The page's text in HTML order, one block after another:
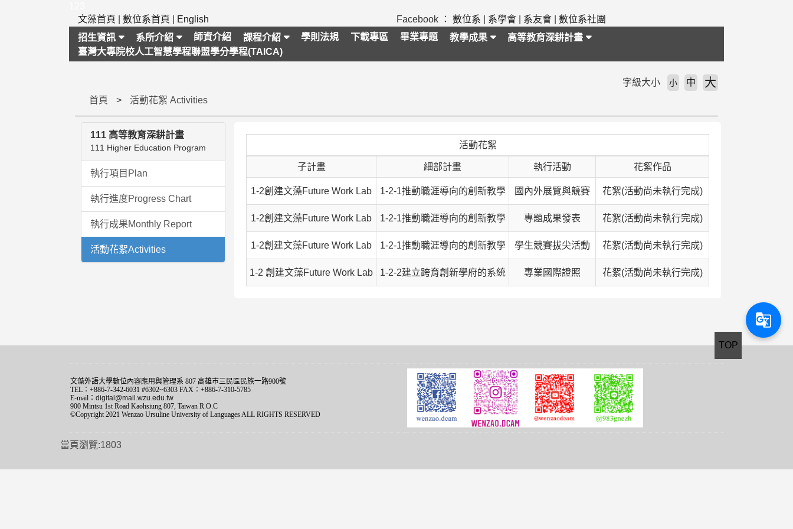
文藻首頁
數位系首頁 English Facebook ： 數位系 系學會 系友會
數位系社團
招生資訊
系所介紹 師資介紹 課程介紹 學則法規 下載專區 畢業專題 教學成果
高等教育深耕計畫
臺灣大專院校人工智慧學程聯盟學分學程(TAICA)
首頁 活動花絮 Activities
字級大小 小 中 大
111 高等教育深耕計畫
111 Higher Education Program
執行項目Plan
執行進度Progress Chart
執行成果Monthly Report
活動花絮Activities
活動花絮
子計畫 細部計畫 執行活動 花絮作品
1-2創建文藻Future Work Lab 1-2-1推動職涯導向的創新教學 國內外展覽與競賽 花絮(活動尚未執行完成)
1-2創建文藻Future Work Lab 1-2-1推動職涯導向的創新教學 專題成果發表 花絮(活動尚未執行完成)
1-2創建文藻Future Work Lab 1-2-1推動職涯導向的創新教學 學生競賽拔尖活動 花絮(活動尚未執行完成)
1-2 創建文藻Future Work Lab 1-2-2建立跨育創新學府的系統 專業國際證照 花絮(活動尚未執行完成)
文藻外語大學數位內容應用與管理系 807 高雄市三民區民族一路900號
TEL：+886-7-342-6031 #6302~6303 FAX：+886-7-310-5785
E-mail： digital@mail.wzu.edu.tw
900 Mintsu 1st Road Kaohsiung 807, Taiwan R.O.C
©Copyright 2021 Wenzao Ursuline University of Languages ALL RIGHTS RESERVED
當頁瀏覽:1803
TOP
g_translate